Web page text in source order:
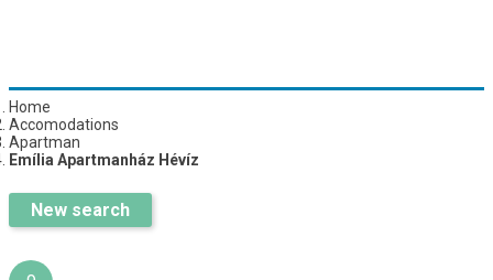
Home
Accomodations
Apartman
Emília Apartmanház Hévíz
New search